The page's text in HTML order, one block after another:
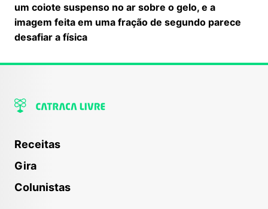
um coiote suspenso no ar sobre o gelo, e a
imagem feita em uma fração de segundo parece
desafiar a física
Receitas
Gira
Colunistas